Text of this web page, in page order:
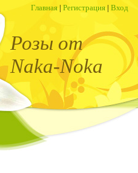
Главная | Регистрация | Вход
Розы от
Naka-Noka